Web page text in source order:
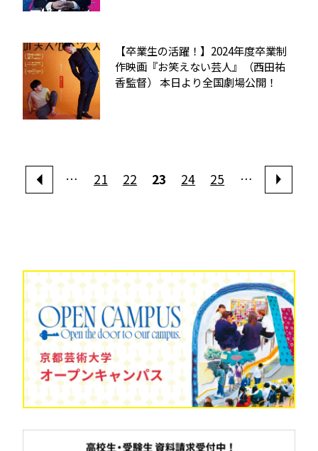
【卒業生の活躍！】2024年度卒業制
作映画『お笑えない芸人』（西田祐
香監督） 本日より全国劇場公開！
… 21 22 23 24 25 …